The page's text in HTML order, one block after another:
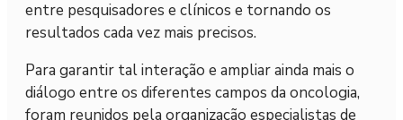
entre pesquisadores e clínicos e tornando os
resultados cada vez mais precisos.
Para garantir tal interação e ampliar ainda mais o
diálogo entre os diferentes campos da oncologia,
foram reunidos pela organização especialistas de